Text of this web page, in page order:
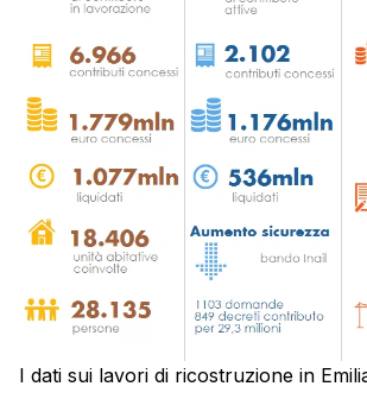
I dati sui lavori di ricostruzione in